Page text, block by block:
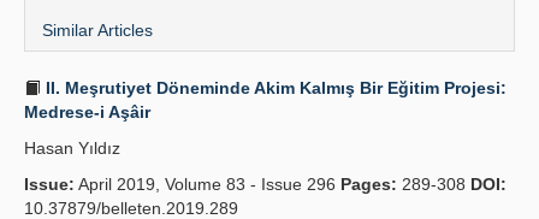
Similar Articles
II. Meşrutiyet Döneminde Akim Kalmış Bir Eğitim Projesi:
Medrese-i Aşâir
Hasan Yıldız
Issue: April 2019, Volume 83 - Issue 296 Pages: 289-308 DOI:
10.37879/belleten.2019.289